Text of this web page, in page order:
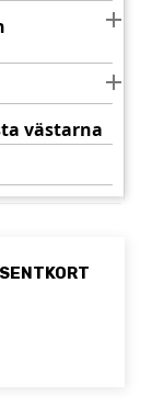


västarna